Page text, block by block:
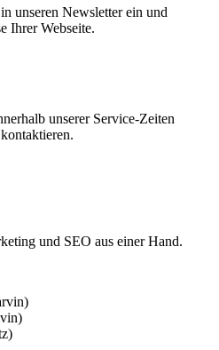
unseren Newsletter ein und
Ihrer Webseite.
unserer Service-Zeiten
und SEO aus einer Hand.